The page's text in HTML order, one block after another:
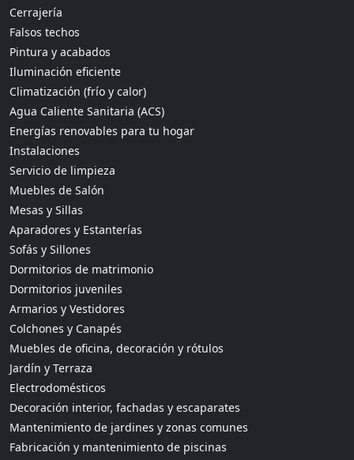
Cerrajería
Falsos techos
Pintura y acabados
Iluminación eficiente
Climatización (frío y calor)
Agua Caliente Sanitaria (ACS)
Energías renovables para tu hogar
Instalaciones
Servicio de limpieza
Muebles de Salón
Mesas y Sillas
Aparadores y Estanterías
Sofás y Sillones
Dormitorios de matrimonio
Dormitorios juveniles
Armarios y Vestidores
Colchones y Canapés
Muebles de oficina, decoración y rótulos
Jardín y Terraza
Electrodomésticos
Decoración interior, fachadas y escaparates
Mantenimiento de jardines y zonas comunes
Fabricación y mantenimiento de piscinas